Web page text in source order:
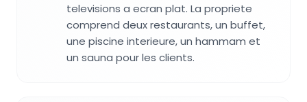
televisions a ecran plat. La propriete
comprend deux restaurants, un buffet,
une piscine interieure, un hammam et
un sauna pour les clients.